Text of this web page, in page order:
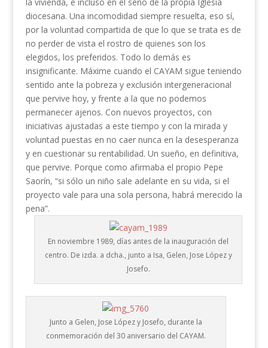
diocesana. Una incomodidad siempre resuelta, eso sí,
por la voluntad compartida de que lo que se trata es de
no perder de vista el rostro de quienes son los
elegidos, los preferidos. Todo lo demás es
insignificante. Máxime cuando el CAYAM sigue teniendo
sentido ante la pobreza y exclusión intergeneracional
que pervive hoy, y frente a la que no podemos
permanecer ajenos. Con nuevos proyectos, con
iniciativas ajustadas a este tiempo y con la mirada y
voluntad puestas en no caer nunca en la desesperanza
y en cuestionar su rentabilidad. Un sueño, en definitiva,
que pervive. Porque como afirmaba el propio Pepe
Saorín, “si sólo un niño sale adelante en su vida, si el
proyecto vale para una sola persona, habrá merecido la
pena”.
En noviembre 1989, días antes de la inauguración del
centro. De izda. a dcha., junto a Isa, Gelen, Jose López y
Josefo.
Junto a Gelen, Jose López y Josefo, durante la
conmemoración del 30 aniversario del CAYAM.